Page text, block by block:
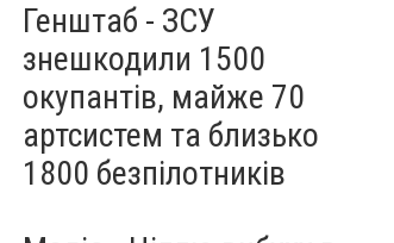
Генштаб - ЗСУ
знешкодили 1500
окупантів, майже 70
артсистем та близько
1800 безпілотників